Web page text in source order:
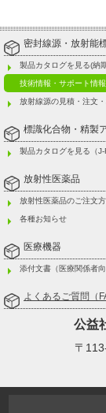
密封線源・放射能
製品カタログを見る(納
技術情報・サポート情報
放射線源の見積・注文
標識化合物・精製
製品カタログを見る（J-
放射性医薬品
放射性医薬品のご注文
各種お知らせ
医療機器
添付文書（医療関係者向
よくあるご質問（
公益
〒